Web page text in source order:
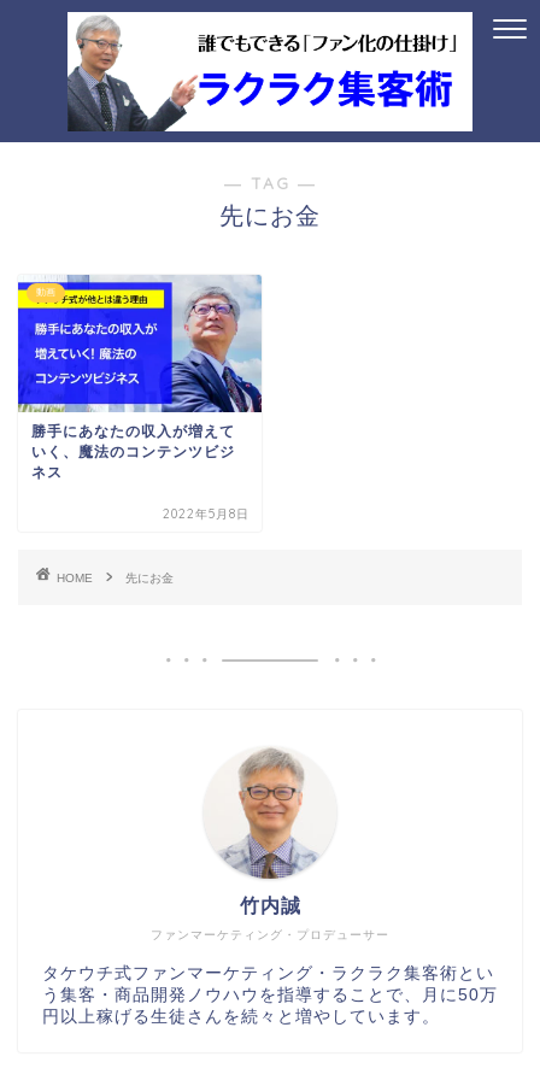
― TAG ―
先にお金
動画
勝手にあなたの収入が増えて
いく、魔法のコンテンツビジ
ネス
2022年5月8日
HOME 先にお金
ファンマーケティング・プロデューサー
竹内誠
タケウチ式ファンマーケティング・ラクラク集客術とい
う集客・商品開発ノウハウを指導することで、月に50万
円以上稼げる生徒さんを続々と増やしています。